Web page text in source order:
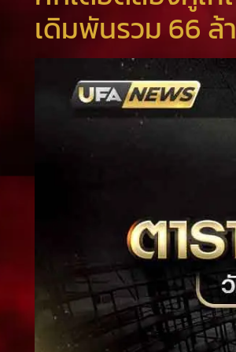
เดิมพันรวม 66 ล้